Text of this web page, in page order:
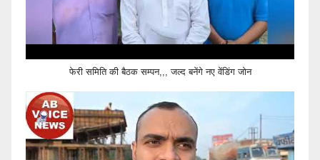
फेरी समिति की बैठक सम्पन,,, जल्द बनेंगे नए वेंडिंग जोन